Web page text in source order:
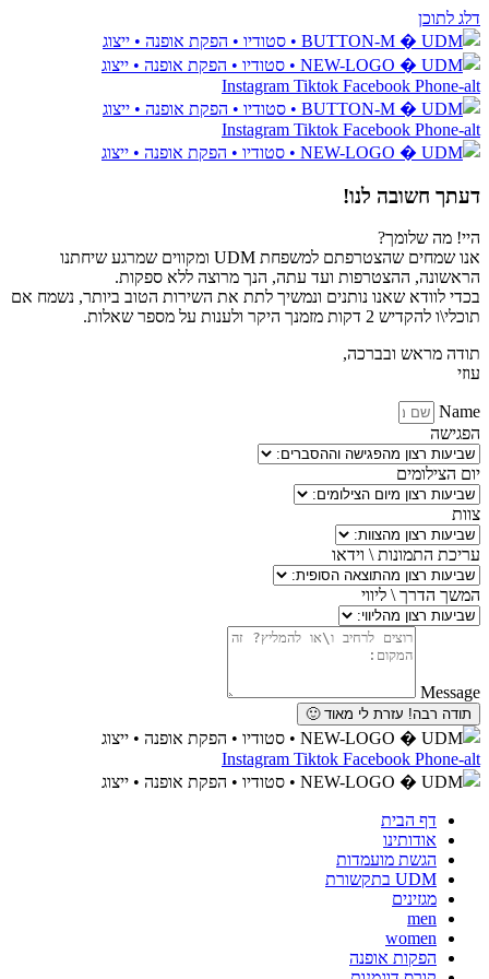
דלג לתוכן
Instagram Tiktok Facebook Phone-alt
Instagram Tiktok Facebook Phone-alt
דעתך חשובה לנו!
היי! מה שלומך?
אנו שמחים שהצטרפתם למשפחת UDM ומקווים שמרגע שיחתנו
הראשונה, ההצטרפות ועד עתה, הנך מרוצה ללא ספקות.
בכדי לוודא שאנו נותנים ונמשיך לתת את השירות הטוב ביותר, נשמח אם
תוכלי\ו להקדיש 2 דקות מזמנך היקר ולענות על מספר שאלות.
תודה מראש ובברכה,
עוזי
Name
הפגישה
יום הצילומים
צוות
עריכת התמונות \ וידאו
המשך הדרך \ ליווי
Message
תודה רבה! עזרת לי מאוד 🙂
Instagram Tiktok Facebook Phone-alt
דף הבית
אודותינו
הגשת מועמדות
UDM בתקשורת
מגזינים
men
women
הפקות אופנה